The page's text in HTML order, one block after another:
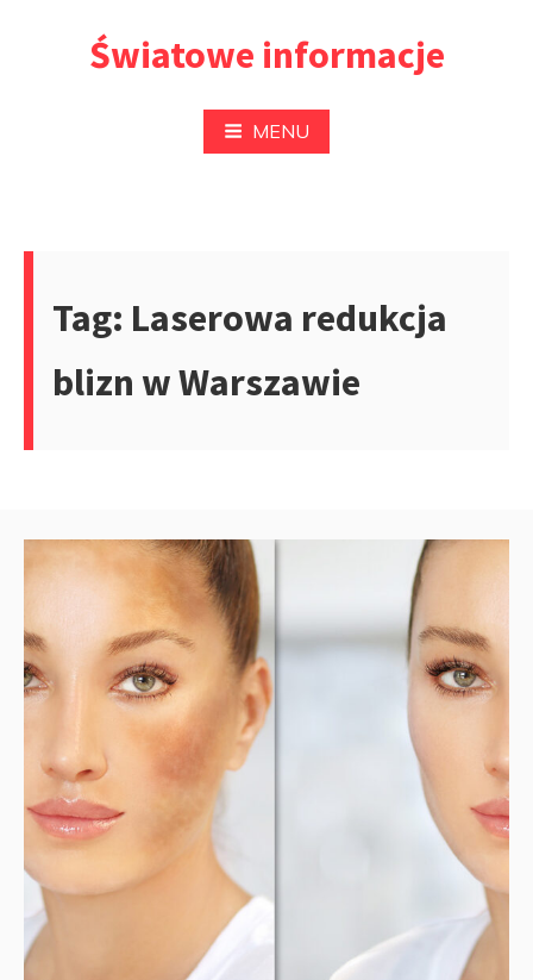
Światowe informacje
MENU
Tag: Laserowa redukcja
blizn w Warszawie